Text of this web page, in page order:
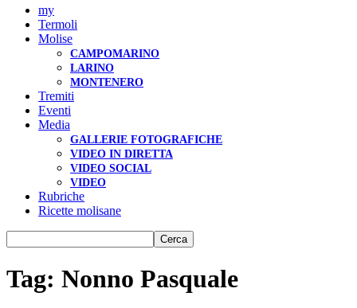
my
Termoli
Molise
CAMPOMARINO
LARINO
MONTENERO
Tremiti
Eventi
Media
GALLERIE FOTOGRAFICHE
VIDEO IN DIRETTA
VIDEO SOCIAL
VIDEO
Rubriche
Ricette molisane
Tag: Nonno Pasquale